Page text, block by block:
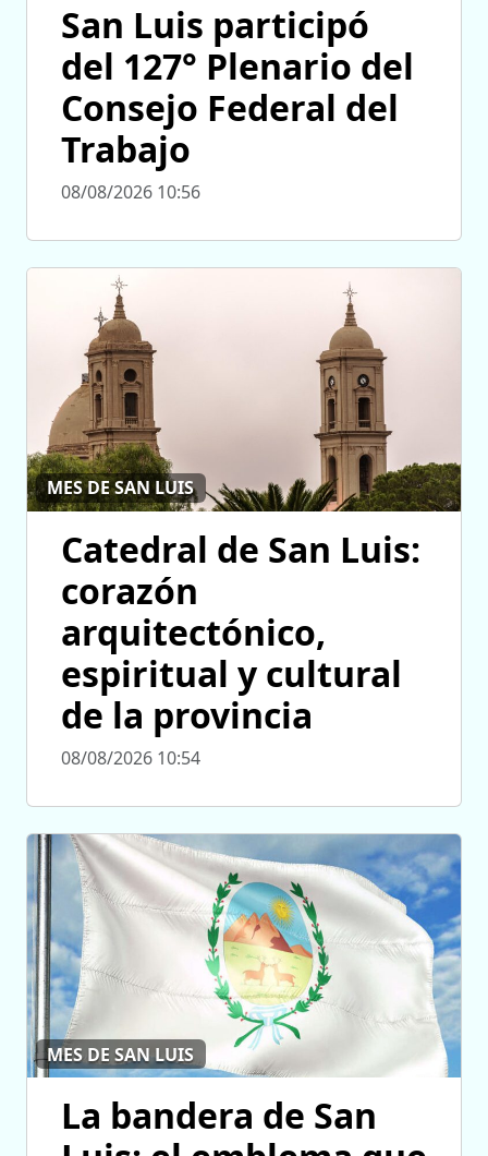
San Luis participó
del 127° Plenario del
Consejo Federal del
Trabajo
08/08/2026 10:56
MES DE SAN LUIS
Catedral de San Luis:
corazón
arquitectónico,
espiritual y cultural
de la provincia
08/08/2026 10:54
MES DE SAN LUIS
La bandera de San